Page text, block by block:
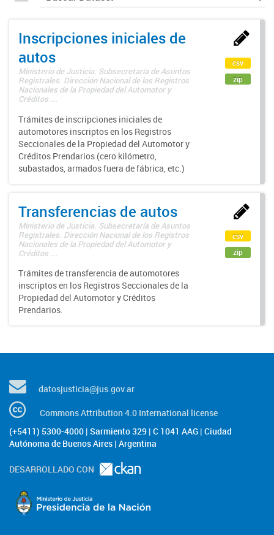
Inscripciones iniciales de
autos
Ministerio de Justicia. Subsecretaría de Asuntos
Registrales. Dirección Nacional de los Registros
Nacionales de la Propiedad del Automotor y
Créditos ...
Trámites de inscripciones iniciales de
automotores inscriptos en los Registros
Seccionales de la Propiedad del Automotor y
Créditos Prendarios (cero kilómetro,
subastados, armados fuera de fábrica, etc.)
csv
zip
Transferencias de autos
Ministerio de Justicia. Subsecretaría de Asuntos
Registrales. Dirección Nacional de los Registros
Nacionales de la Propiedad del Automotor y
Créditos ...
Trámites de transferencia de automotores
inscriptos en los Registros Seccionales de la
Propiedad del Automotor y Créditos
Prendarios.
csv
zip
datosjusticia@jus.gov.ar
Commons Attribution 4.0 International license
(+5411) 5300-4000 | Sarmiento 329 | C 1041 AAG | Ciudad
Autónoma de Buenos Aires | Argentina
DESARROLLADO CON